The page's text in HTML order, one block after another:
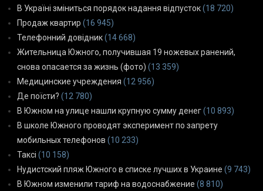
В Україні зміниться порядок надання відпусток(18 720)
Продаж квартир (16 945)
Телефонний довідник(14 668)
Жительница Южного, получившая 19 ножевых ранений,
снова опасается за жизнь (фото) (13 359)
Медицинские учреждения (12 956)
Де поїсти? (12 780)
В Южном на улице нашли крупную сумму денег(10 893)
В школе Южного проводят эксперимент по запрету
мобильных телефонов (10 233)
Таксі (10 158)
Нудистский пляж Южного в списке лучших в Украине (9 743)
В Южном изменили тариф на водоснабжение (8 810)